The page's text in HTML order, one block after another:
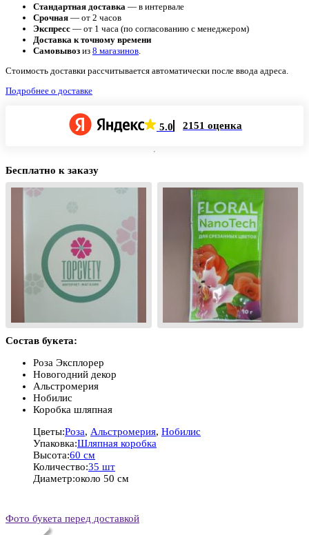
Стандартная доставка — в интервале
Срочная — от 2 часов
Экспресс — от 1 часа (по согласованию с менеджером)
Доставка к точному времени
Самовывоз из 8 магазинов
Стоимость доставки рассчитывается автоматически после ввода адреса.
Подробнее о доставке
5.0 2151 оценка
Бесплатно к заказу
Состав букета:
Роза Эксплорер
Новогодний декор
Альстромерия
Нобилис
Коробка шляпная
Цветы:Роза, Альстромерия, Нобилис
Упаковка:Шляпная коробка
Высота:60 см
Количество:35 шт
Диаметр:около 50 см
Фото букета перед доставкой